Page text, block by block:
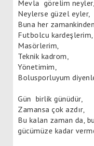
Mevla görelim neyler,
Neylerse güzel eyler,
Buna her
Futbolcu kardeşlerim,
Masörlerim,
Teknik kadrom,
Yönetimim,
Bolusporluyum
Gün birlik günüdür,
Zamansa çok azdır,
Bu kalan zaman da,
gücümüze kadar